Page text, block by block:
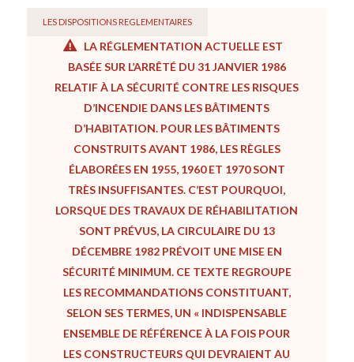
LES DISPOSITIONS REGLEMENTAIRES
LA RÉGLEMENTATION ACTUELLE EST
BASÉE SUR L’ARRÊTÉ DU 31 JANVIER 1986
RELATIF À LA SÉCURITÉ CONTRE LES RISQUES
D’INCENDIE DANS LES BÂTIMENTS
D’HABITATION. POUR LES BÂTIMENTS
CONSTRUITS AVANT 1986, LES RÈGLES
ÉLABORÉES EN 1955, 1960 ET 1970 SONT
TRÈS INSUFFISANTES. C’EST POURQUOI,
LORSQUE DES TRAVAUX DE RÉHABILITATION
SONT PRÉVUS, LA CIRCULAIRE DU 13
DÉCEMBRE 1982 PRÉVOIT UNE MISE EN
SÉCURITÉ MINIMUM. CE TEXTE REGROUPE
LES RECOMMANDATIONS CONSTITUANT,
SELON SES TERMES, UN « INDISPENSABLE
ENSEMBLE DE RÉFÉRENCE À LA FOIS POUR
LES CONSTRUCTEURS QUI DEVRAIENT AU